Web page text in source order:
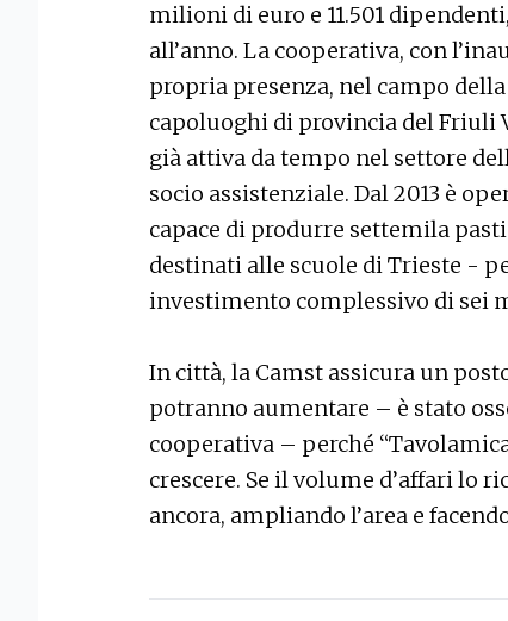
milioni di euro e 11.501
all’anno. La cooperativa, con
propria presenza, nel campo
capoluoghi di provincia del Friuli
già attiva da tempo nel settore
socio assistenziale. Dal 2013 è
capace di produrre settemila
destinati alle scuole di Trieste -
investimento complessivo di sei
In città, la Camst assicura un
potranno aumentare – è stato
cooperativa – perché
crescere. Se il volume d’affari lo
ancora, ampliando l’area e